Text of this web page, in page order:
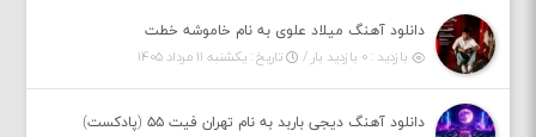
دانلود آهنگ میلاد علوی به نام خاموشه خطت
بازدید : ۰ بازدید بار /
تاریخ : یکشنبه ۱۱ مرداد ۱۴۰۵
دانلود آهنگ دیجی باربد به نام تهران فیت ۵۵ (پادکست)